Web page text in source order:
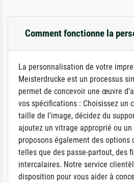
Comment fonctionne la
La personnalisation de votre
Meisterdrucke est un processus
permet de concevoir une œuvre
vos spécifications : Choisissez un
taille de l'image, décidez du
ajoutez un vitrage approprié ou un
proposons également des options
telles que des passe-partout, des
intercalaires. Notre service
disposition pour vous aider à